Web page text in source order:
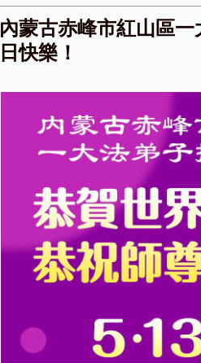
內蒙古赤峰市紅山區
日快樂！